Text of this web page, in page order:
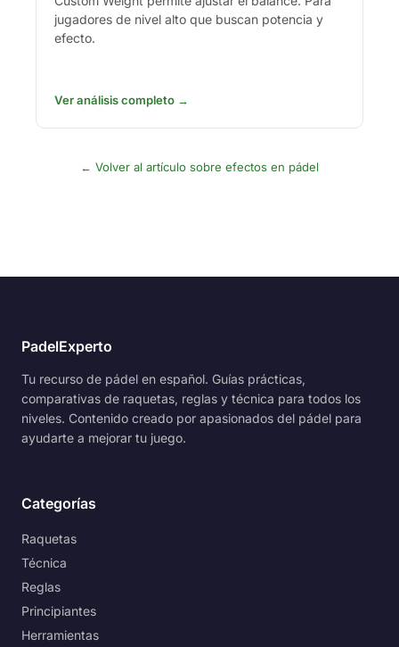
jugadores de nivel alto que buscan potencia y
efecto.
Ver análisis completo →
← Volver al artículo sobre efectos en pádel
PadelExperto
Tu recurso de pádel en español. Guías prácticas,
comparativas de raquetas, reglas y técnica para todos los
niveles. Contenido creado por apasionados del pádel para
ayudarte a mejorar tu juego.
Categorías
Raquetas
Técnica
Reglas
Principiantes
Herramientas